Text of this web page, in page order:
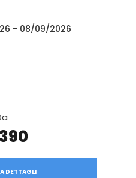
- 08/09/2026
DETTAGLI